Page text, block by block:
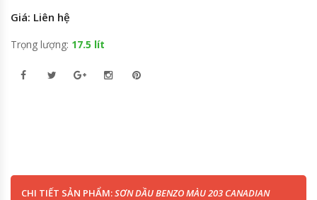
Giá: Liên hệ
Trọng lượng: 17.5 lít
CHI TIẾT SẢN PHẨM:SƠN DẦU BENZO MÀU 203 CANADIAN